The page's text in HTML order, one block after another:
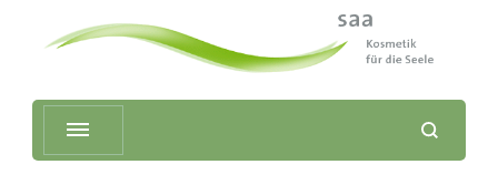
neuss
für die Seele
–